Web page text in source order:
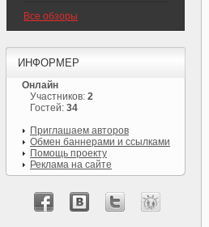
Все обзоры
ИНФОРМЕР
Онлайн
Участников: 2
Гостей: 34
Приглашаем авторов
Обмен баннерами и ссылками
Помощь проекту
Реклама на сайте